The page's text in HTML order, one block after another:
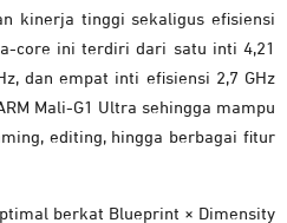
kinerja tinggi sekaligus efisiensi
core ini terdiri dari satu inti 4,21
dan empat inti efisiensi 2,7 GHz
Mali-G1 Ultra sehingga mampu
editing, hingga berbagai fitur
berkat Blueprint × Dimensity